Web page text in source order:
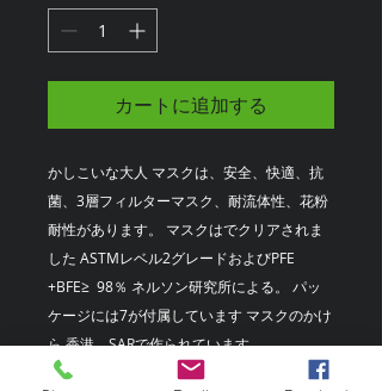
格
カートに追加する
かしこいな大人 マスクは、安全、快適、抗
菌、3層フィルターマスク、耐流体性、花粉
耐性があります。 マスクはでクリアされま
した ASTMレベル2グレードおよびPFE
+BFE≥ 98％ ネルソン研究所による。 パッ
ケージには7が付属しています マスクのかけ
ら 香港、SARで作られています。